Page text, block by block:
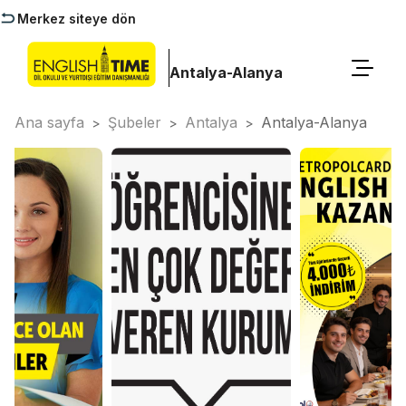
Merkez siteye dön
Antalya-Alanya
Ana sayfa > Şubeler > Antalya > Antalya-Alanya